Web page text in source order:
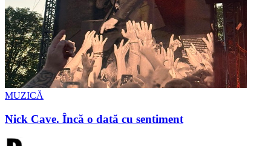
MUZICĂ
Nick Cave. Încă o dată cu sentiment